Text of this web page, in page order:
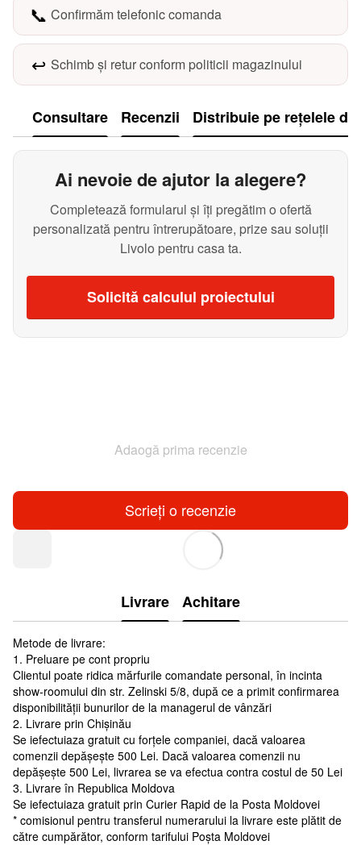
📞 Confirmăm telefonic comanda
↩️ Schimb și retur conform politicii magazinului
Consultare Recenzii Distribuie pe rețelele
Ai nevoie de ajutor la alegere?
Completează formularul și îți pregătim o ofertă
personalizată pentru întrerupătoare, prize sau soluții
Livolo pentru casa ta.
Solicită calculul proiectului
Adaogă prima recenzie
Scrieți o recenzie
Livrare Achitare
Metode de livrare:
1. Preluare pe cont propriu
Clientul poate ridica mărfurile comandate personal, în incinta
show-roomului din str. Zelinski 5/8, după ce a primit confirmarea
disponibilității bunurilor de la managerul de vânzări
2. Livrare prin Chișinău
Se iefectuiaza gratuit cu forțele companiei, dacă valoarea
comenzii depășește 500 Lei. Dacă valoarea comenzii nu
depășește 500 Lei, livrarea se va efectua contra costul de 50 Lei
3. Livrare în Republica Moldova
Se iefectuiaza gratuit prin Curier Rapid de la Posta Moldovei
* comisionul pentru transferul numerarului la livrare este plătit de
către cumpărător, conform tarifului Poșta Moldovei